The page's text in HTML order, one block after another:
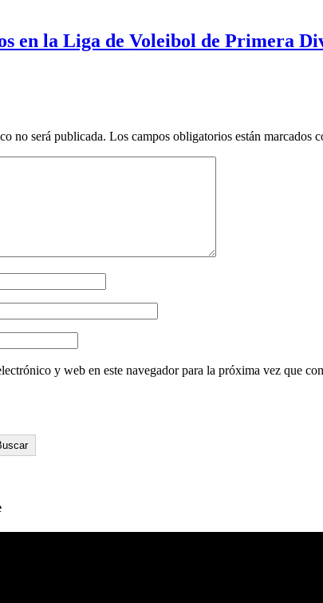
en la Liga de Voleibol de Primera
no será publicada. Los campos obligatorios están marcados
y web en este navegador para la próxima vez que